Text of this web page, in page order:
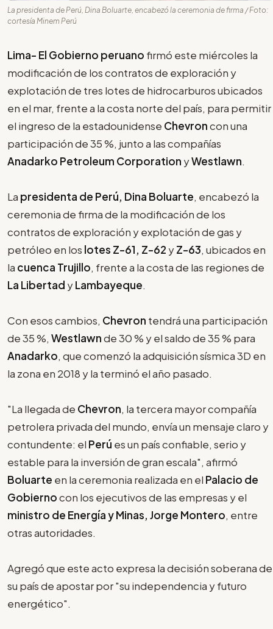
La presidenta de Perú, Dina Boluarte, encabezó la ceremonia de firma / Foto:
cortesía Minem Perú
Lima- El Gobierno peruano firmó este miércoles la
modificación de los contratos de exploración y
explotación de tres lotes de hidrocarburos ubicados
en el mar, frente a la costa norte del país, para permitir
el ingreso de la estadounidense Chevroncon una
participación de 35 %, junto a las compañías
Anadarko Petroleum Corporation yWestlawn.
La presidenta de Perú, Dina Boluarte, encabezó la
ceremonia de firma de la modificación de los
contratos de exploración y explotación de gas y
petróleo en los lotes Z-61, Z-62 yZ-63, ubicados en
la cuenca Trujillo, frente a la costa de las regiones de
La Libertad yLambayeque.
Con esos cambios, Chevron tendrá una participación
de 35 %, Westlawnde 30 % y el saldo de 35 % para
Anadarko, que comenzó la adquisición sísmica 3D en
la zona en 2018 y la terminó el año pasado.
"La llegada de Chevron, la tercera mayor compañía
petrolera privada del mundo, envía un mensaje claro y
contundente: el Perú es un país confiable, serio y
estable para la inversión de gran escala", afirmó
Boluarte en la ceremonia realizada en el Palacio de
Gobiernocon los ejecutivos de las empresas y el
ministro de Energía y Minas, Jorge Montero, entre
otras autoridades.
Agregó que este acto expresa la decisión soberana de
su país de apostar por "su independencia y futuro
energético".